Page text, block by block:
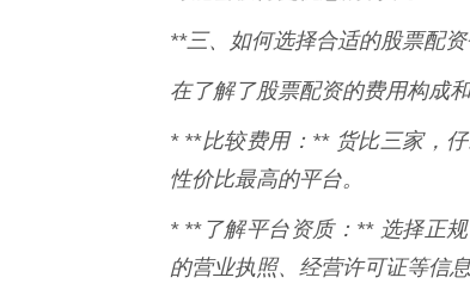
**三、如何选择合适的股票配
在了解了股票配资的费用构成
* **比较费用：** 货比三家，
性价比最高的平台。
* **了解平台资质：** 选择正
的营业执照、经营许可证等信